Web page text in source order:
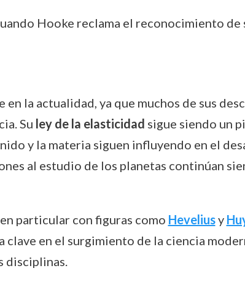
Hooke reclama el reconocimiento de
la actualidad, ya que muchos de sus
Su ley de la elasticidad sigue siendo un
y la materia siguen influyendo en el
al estudio de los planetas continúan
particular con figuras como Heveliusy
en el surgimiento de la ciencia
disciplinas.